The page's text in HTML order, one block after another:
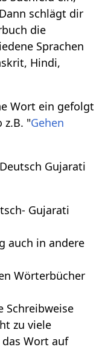
schlägt dir
die
Sprachen
Hindi,
Wort ein gefolgt
z.B. "Gehen
Gujarati
Gujarati
auch in andere
Wörterbücher
Schreibweise
zu viele
Wort auf